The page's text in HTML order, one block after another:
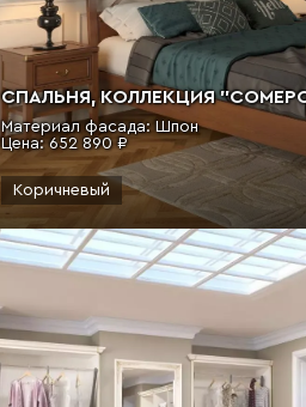
СПАЛЬНЯ, КОЛЛЕКЦИЯ
Материал фасада: Шпон
Цена:652 890 ₽
Коричневый